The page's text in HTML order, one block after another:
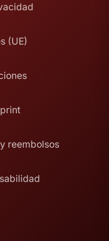
(UE)
reembolsos